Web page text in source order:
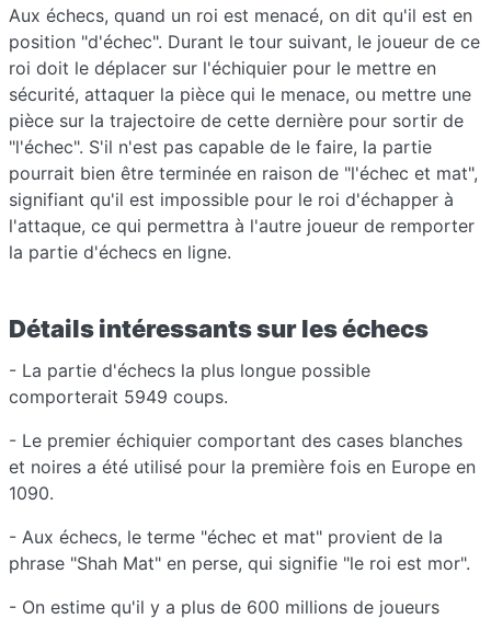
Aux échecs, quand un roi est menacé, on dit qu'il est en
position "d'échec". Durant le tour suivant, le joueur de ce
roi doit le déplacer sur l'échiquier pour le mettre en
sécurité, attaquer la pièce qui le menace, ou mettre une
pièce sur la trajectoire de cette dernière pour sortir de
"l'échec". S'il n'est pas capable de le faire, la partie
pourrait bien être terminée en raison de "l'échec et mat",
signifiant qu'il est impossible pour le roi d'échapper à
l'attaque, ce qui permettra à l'autre joueur de remporter
la partie d'échecs en ligne.
Détails intéressants sur les échecs
- La partie d'échecs la plus longue possible
comporterait 5949 coups.
- Le premier échiquier comportant des cases blanches
et noires a été utilisé pour la première fois en Europe en
1090.
- Aux échecs, le terme "échec et mat" provient de la
phrase "Shah Mat" en perse, qui signifie "le roi est mor".
- On estime qu'il y a plus de 600 millions de joueurs